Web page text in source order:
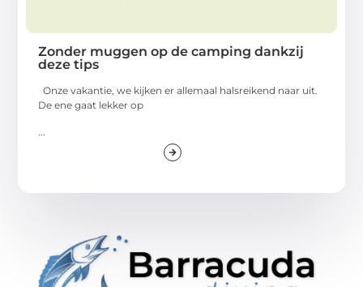
Zonder muggen op de camping dankzij
deze tips
Onze vakantie, we kijken er allemaal halsreikend naar uit.
De ene gaat lekker op